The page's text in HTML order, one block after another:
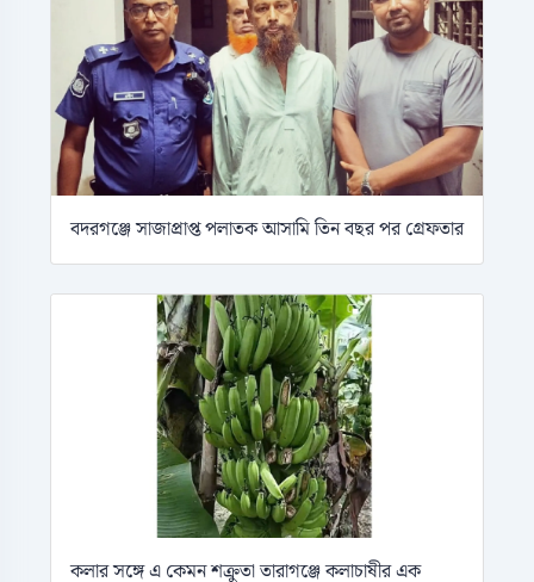
বদরগঞ্জে সাজাপ্রাপ্ত পলাতক আসামি তিন বছর পর গ্রেফতার
কলার সঙ্গে এ কেমন শক্রুতা তারাগঞ্জে কলাচাষীর এক